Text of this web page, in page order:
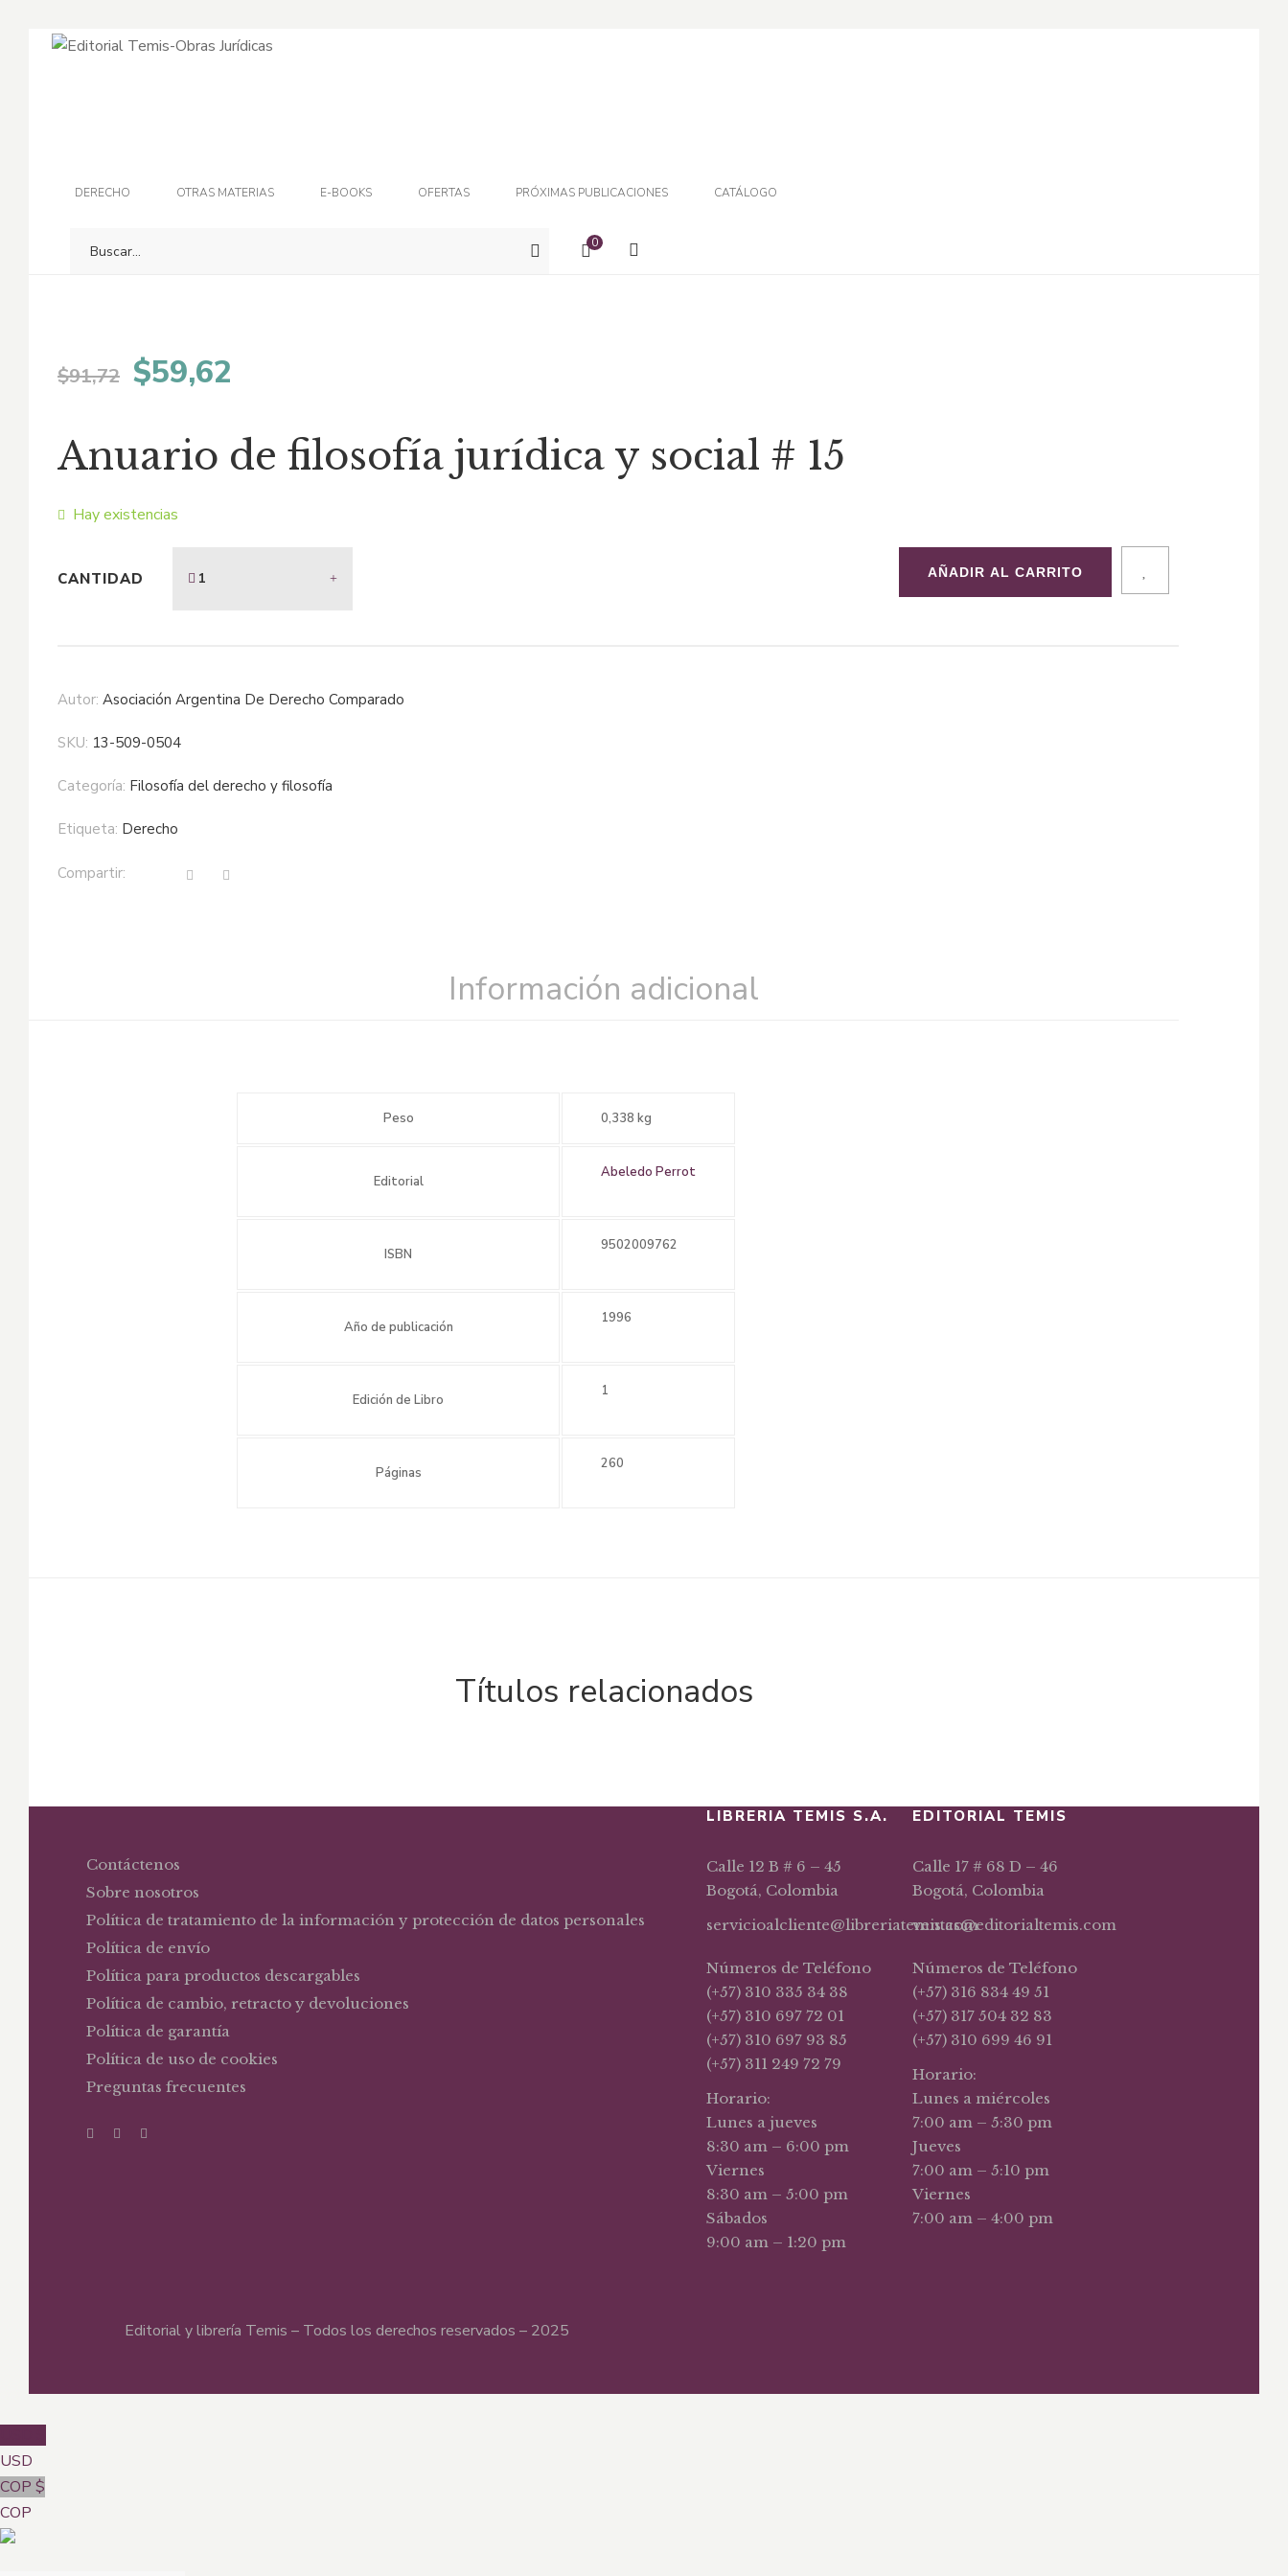
DERECHO OTRAS MATERIAS E-BOOKS OFERTAS PRÓXIMAS PUBLICACIONES CATÁLOGO
0
-35%
$91,72 El
original
era:
$59,62
actual
Anuario de filosofía jurídica y social # 15
Hay existencias
CANTIDAD AÑADIR AL CARRITO
Autor: Asociación Argentina De Derecho Comparado
SKU: 13-509-0504
Categoría: filosofía del derecho y filosofía
Etiqueta: derecho
Compartir:
Información adicional
Peso 0,338 kg
Editorial
Abeledo Perrot
ISBN
9502009762
Año de publicación
1996
Edición de Libro
1
Páginas
260
Títulos relacionados
Contáctenos
Sobre nosotros
Política de tratamiento de la información y protección de datos personales
Política de envío
Política para productos descargables
Política de cambio, retracto y devoluciones
Política de garantía
Política de uso de cookies
Preguntas frecuentes
LIBRERIA TEMIS S.A.
Calle 12 B # 6 – 45
Bogotá, Colombia
servicioalcliente@libreriatemis.com
Números de Teléfono
(+57) 310 335 34 38
(+57) 310 697 72 01
(+57) 310 697 93 85
(+57) 311 249 72 79
Horario:
Lunes a jueves
8:30 am – 6:00 pm
Viernes
8:30 am – 5:00 pm
Sábados
9:00 am – 1:20 pm
EDITORIAL TEMIS
Calle 17 # 68 D – 46
Bogotá, Colombia
ventas@editorialtemis.com
Números de Teléfono
(+57) 316 834 49 51
(+57) 317 504 32 83
(+57) 310 699 46 91
Horario:
Lunes a miércoles
7:00 am – 5:30 pm
Jueves
7:00 am – 5:10 pm
Viernes
7:00 am – 4:00 pm
Editorial y librería Temis – Todos los derechos reservados – 2025
USD
COP $
COP